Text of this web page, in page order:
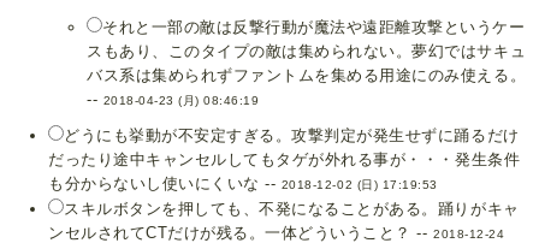
それと一部の敵は反撃行動が魔法や遠距離攻撃というケー
スもあり、このタイプの敵は集められない。夢幻ではサキュ
バス系は集められずファントムを集める用途にのみ使える。
-- 2018-04-23 (月) 08:46:19
どうにも挙動が不安定すぎる。攻撃判定が発生せずに踊るだけ
だったり途中キャンセルしてもタゲが外れる事が・・・発生条件
も分からないし使いにくいな -- 2018-12-02 (日) 17:19:53
スキルボタンを押しても、不発になることがある。踊りがキャ
ンセルされてCTだけが残る。一体どういうこと？ --2018-12-24